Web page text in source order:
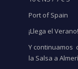
Port of Spain
¡Llega el Verano!
Y continuamos
la Salsa a